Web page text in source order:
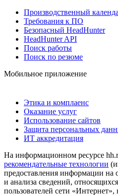
Производственный
Требования к ПО
Безопасный HeadHunter
HeadHunter API
Поиск работы
Поиск по резюме
Мобильное приложение
Этика и комплаенс
Оказание услуг
Использование сайтов
Защита персональных
ИТ аккредитация
На информационном ресурсе
рекомендательные технологии
предоставления информации на
и анализа сведений,
пользователей сети